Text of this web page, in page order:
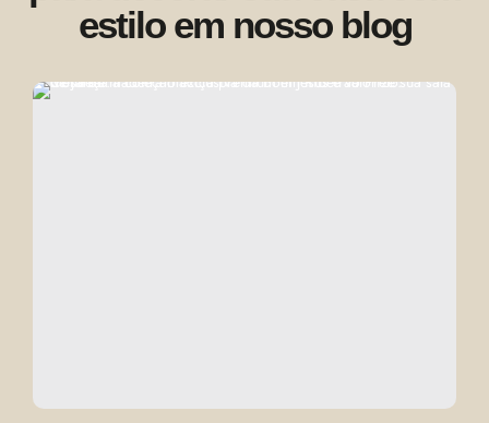
estilo em nosso blog